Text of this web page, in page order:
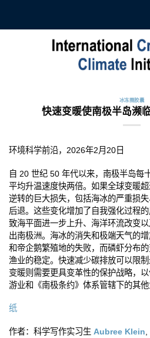
冰冻圈胶囊
快速变暖使南极半岛濒
环境科学前沿，2026年2月20日
自 20 世纪 50 年代以来，南极半岛每
平均升温速度快两倍。如果全球变暖
逆转的巨大损失，包括海冰的严重损
后退。这些变化增加了自我强化过程
致海平面进一步上升、海洋环流改变
出南极洲。海冰的消失和极端天气的
和帝企鹅繁殖地的失败，而磷虾分布
渔业的稳定。快速减少碳排放可以限
变暖则需要更具变革性的保护战略，
游业和《南极条约》体系管辖下的其他
纸
作者：科学写作实习生 Aubree Klein